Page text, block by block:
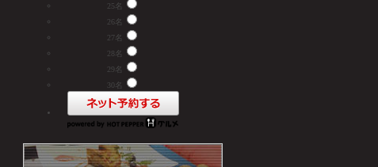
25名
26名
27名
28名
29名
30名